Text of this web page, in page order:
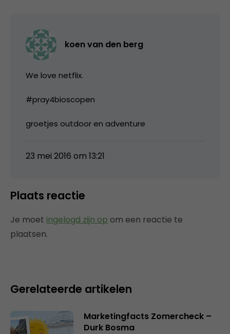
koen van den berg
We love netflix.
#pray4bioscopen
groetjes outdoor en adventure
23 mei 2016 om 13:21
Plaats reactie
Je moet ingelogd zijn op om een reactie te
plaatsen.
Gerelateerde artikelen
Marketingfacts Zomercheck –
Durk Bosma